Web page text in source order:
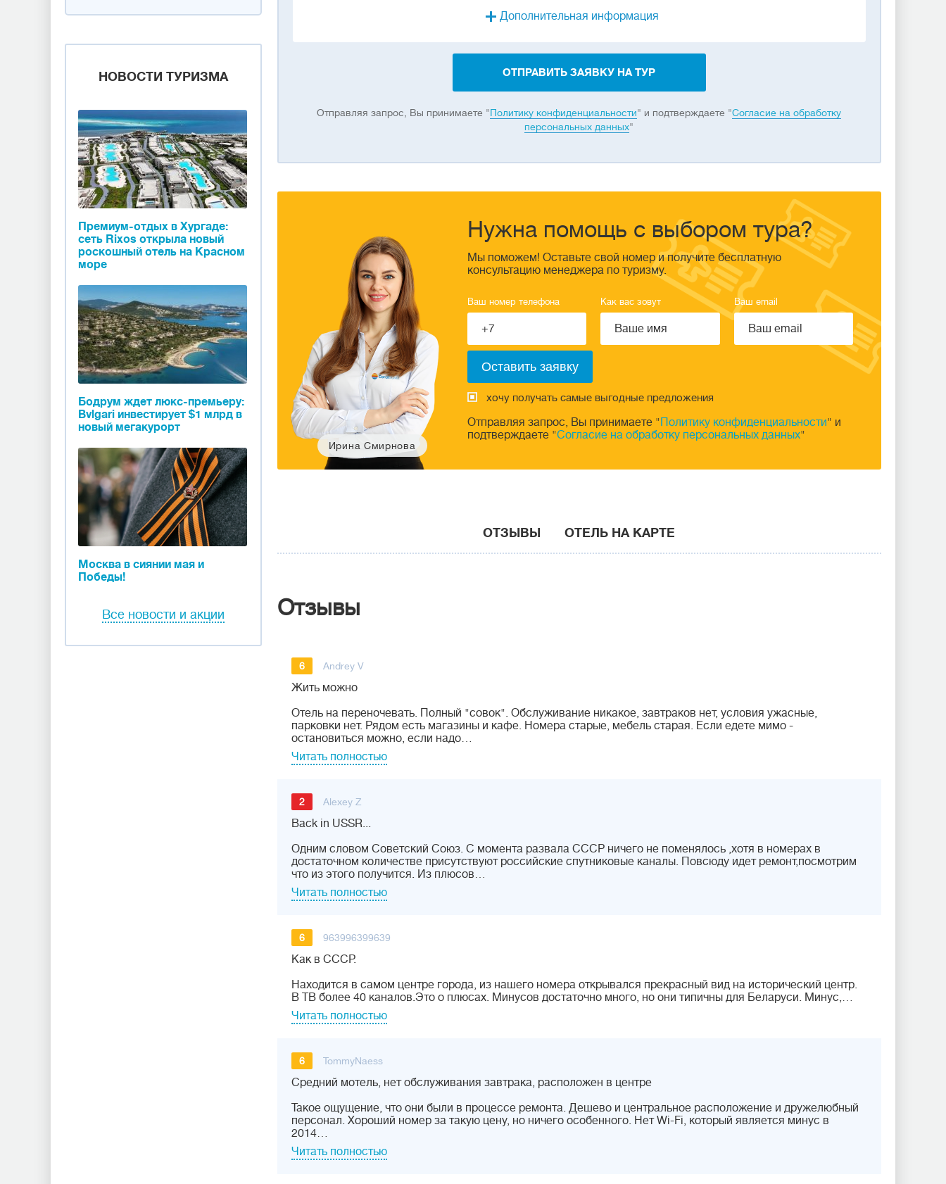
НОВОСТИ ТУРИЗМА
Премиум-отдых в Хургаде:
сеть Rixos открыла новый
роскошный отель на Красном
море
Бодрум ждет люкс-премьеру:
Bvlgari инвестирует $1 млрд в
новый мегакурорт
Москва в сиянии мая и
Победы!
Все новости и акции
Дополнительная информация
ОТПРАВИТЬ ЗАЯВКУ НА ТУР
Отправляя запрос, Вы принимаете "Политику конфиденциальности" и подтверждаете "Согласие на обработку
персональных данных"
Ирина Смирнова
Нужна помощь с выбором тура?
Мы поможем! Оставьте свой номер и получите бесплатную
консультацию менеджера по туризму.
Ваш номер телефона Как вас зовут Ваш email
хочу получать самые выгодные предложения
Отправляя запрос, Вы принимаете "Политику конфиденциальности" и
подтверждаете "Согласие на обработку персональных данных"
ОТЗЫВЫ ОТЕЛЬ НА КАРТЕ
Отзывы
6 Andrey V
Жить можно
Отель на переночевать. Полный "совок". Обслуживание никакое, завтраков нет, условия ужасные,
парковки нет. Рядом есть магазины и кафе. Номера старые, мебель старая. Если едете мимо -
остановиться можно, если надо…
Читать полностью
2 Alexey Z
Back in USSR...
Одним словом Советский Союз. С момента развала СССР ничего не поменялось ,хотя в номерах в
достаточном количестве присутствуют российские спутниковые каналы. Повсюду идет ремонт,посмотрим
что из этого получится. Из плюсов…
Читать полностью
6 963996399639
Как в СССР.
Находится в самом центре города, из нашего номера открывался прекрасный вид на исторический центр.
В ТВ более 40 каналов.Это о плюсах. Минусов достаточно много, но они типичны для Беларуси. Минус,…
Читать полностью
6 TommyNaess
Средний мотель, нет обслуживания завтрака, расположен в центре
Такое ощущение, что они были в процессе ремонта. Дешево и центральное расположение и дружелюбный
персонал. Хороший номер за такую цену, но ничего особенного. Нет Wi-Fi, который является минус в
2014…
Читать полностью